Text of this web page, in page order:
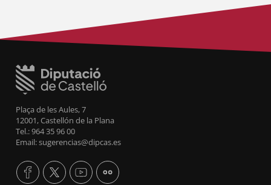
Plaça de les Aules, 7
12001, Castellón de la Plana
Tel.: 964 35 96 00
Email: sugerencias@dipcas.es